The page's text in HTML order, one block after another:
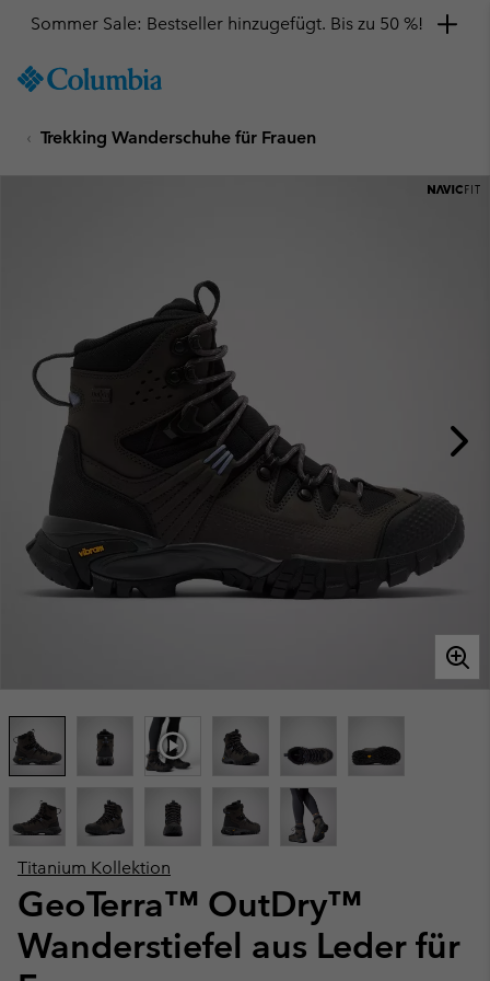
TO
SKIP
MAIN
Sommer Sale: Bestseller hinzugefügt. Bis zu 50 %!
Trekking Wanderschuhe für Frauen
Titanium Kollektion
GeoTerra™ OutDry™
Wanderstiefel aus Leder für